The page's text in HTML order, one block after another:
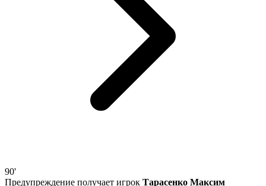
90'
Предупреждение получает игрок Тарасенко Максим